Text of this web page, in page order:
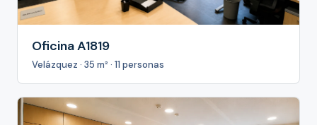
Oficina A1819
Velázquez · 35 m² · 11 personas